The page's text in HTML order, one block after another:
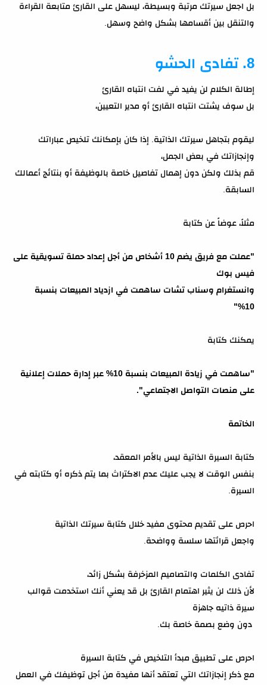
بل اجعل سيرتك مرتبة وبسيطة، ليسهل على القارئ متابعة القراءة
والتنقل بين أقسامها بشكل واضح وسهل.
8. تفادى الحشو
إطالة الكلام لن يفيد في لفت انتباه القارئ
بل سوف يشتت انتباه القارئ أو مدير التعيين،
ليقوم بتجاهل سيرتك الذاتية. إذا كان بإمكانك تلخيص عباراتك
وإنجازاتك في بعض الجمل،
قم بذلك ولكن دون إهمال تفاصيل خاصة بالوظيفة أو بنتائج أعمالك
السابقة.
مثلاً، عوضاً عن كتابة
"عملت مع فريق يضم 10 أشخاص من أجل إعداد حملة تسويقية على
فيس بوك
وانستغرام وسناب تشات ساهمت في ازدياد المبيعات بنسبة
10%"
يمكنك كتابة
"ساهمت في زيادة المبيعات بنسبة 10% عبر إدارة حملات إعلانية
على منصات التواصل الاجتماعي".
الخاتمة
كتابة السيرة الذاتية ليس بالأمر المعقد،
بنفس الوقت لا يجب عليك عدم الاكتراث بما يتم ذكره أو كتابته في
السيرة.
احرص على تقديم محتوى مفيد خلال كتابة سيرتك الذاتية
واجعل قرائتها سلسة وواضحة.
تفادى الكلمات والتصاميم المزخرفة بشكل زائد،
لأن ذلك لن يثير اهتمام القارئ بل قد يعني أنك استخدمت قوالب
سيرة ذاتيه جاهزة
دون وضع بصمة خاصة بك.
احرص على تطبيق مبدأ التلخيص في كتابة السيرة
مع ذكر إنجازاتك التي تعتقد أنها مفيدة من أجل توظيفك في العمل